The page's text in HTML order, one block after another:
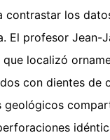
contrastar los
El profesor Jean-
localizó
con dientes de
geológicos